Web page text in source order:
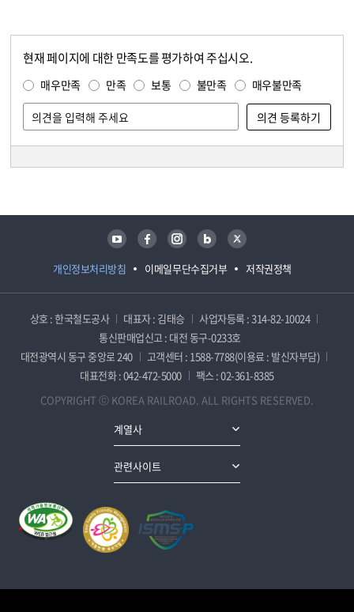
현재 페이지에 대한 만족도를 평가하여 주십시오.
매우만족 만족 보통 불만족 매우불만족
개인정보처리방침 이메일무단수집거부 저작권정책
유튜브 페이스북 인스타그램 블로그 트위터
상호 : 한국철도공사 대표자 : 김태승
사업자등록 : 314-82-10024
통신판매업신고 : 대전 동구-0233호
대전광역시 동구 중앙로 240
고객센터 : 1588-7788(이용료 : 발신자부담)
대표전화 : 042-472-5000
팩스 : 02-361-8385
COPYRIGHT ⓒ KOREA RAILROAD. ALL RIGHTS RESERVED.
계열사
관련사이트